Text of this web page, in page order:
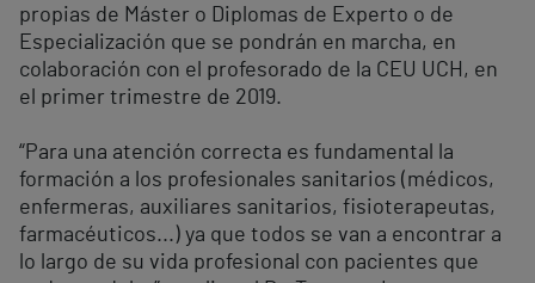
propias de Máster o Diplomas de Experto o de
Especialización que se pondrán en marcha, en
colaboración con el profesorado de la CEU UCH, en
el primer trimestre de 2019.
“Para una atención correcta es fundamental la
formación a los profesionales sanitarios (médicos,
enfermeras, auxiliares sanitarios, fisioterapeutas,
farmacéuticos...) ya que todos se van a encontrar a
lo largo de su vida profesional con pacientes que